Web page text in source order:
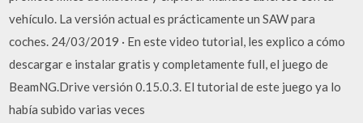
vehículo. La versión actual es prácticamente un SAW para
coches. 24/03/2019 · En este video tutorial, les explico a cómo
descargar e instalar gratis y completamente full, el juego de
BeamNG.Drive versión 0.15.0.3. El tutorial de este juego ya lo
había subido varias veces